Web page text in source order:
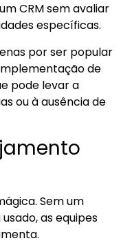
CRM sem avaliar
específicas.
por ser popular
de
pode levar a
ou à ausência de
Sem um
as equipes